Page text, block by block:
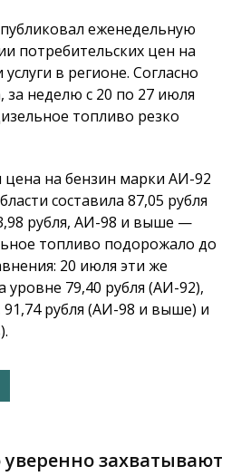
еженедельную
потребительских цен на
в регионе. Согласно
неделю с 20 по 27 июля
топливо резко
цена на бензин марки АИ-92
составила 87,05 рубля
рубля, АИ-98 и выше —
топливо подорожало до
20 июля эти же
уровне 79,40 рубля (АИ-92),
91,74 рубля (АИ-98 и выше) и
уверенно захватывают